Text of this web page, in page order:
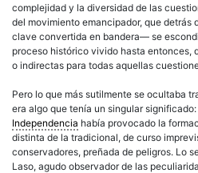
complejidad y la diversidad de las
del movimiento emancipador, que detrás
clave convertida en bandera— se
proceso histórico vivido hasta entonces,
o indirectas para todas aquellas
Pero lo que más sutilmente se ocultaba
era algo que tenía un singular
Independencia había provocado la
distinta de la tradicional, de curso
conservadores, preñada de peligros. Lo
Laso, agudo observador de las